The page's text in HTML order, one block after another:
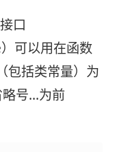
口
可以用在函数
包括类常量）为
略号…为前